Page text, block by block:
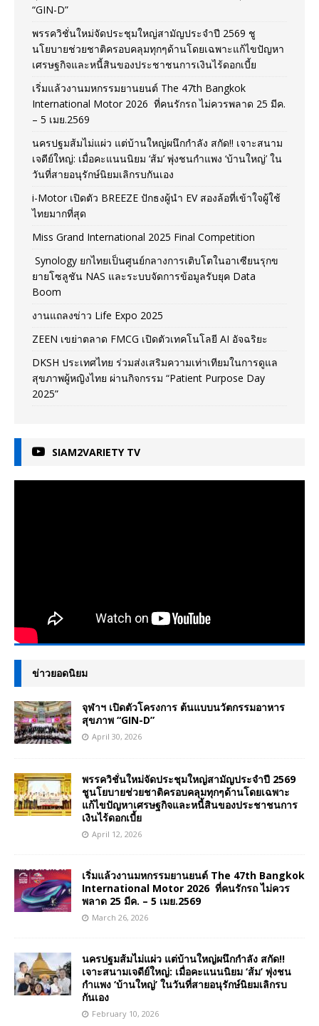
“GIN-D”
พรรควิชั่นใหม่จัดประชุมใหญ่สามัญประจำปี 2569 ชู
นโยบายช่วยชาติครอบคลุมทุกๆด้านโดยเฉพาะแก้ไขปัญหา
เศรษฐกิจและหนี้สินของประชาชนการเงินไร้ดอกเบี้ย
เริ่มแล้วงานมหกรรมยานยนต์ The 47th Bangkok
International Motor 2026 ที่คนรักรถ ไม่ควรพลาด 25 มีค.
– 5 เมย.2569
นครปฐมส้มไม่แผ่ว แต่บ้านใหญ่ผนึกกำลัง สกัด!! เจาะสนาม
เจดีย์ใหญ่: เมื่อคะแนนนิยม ‘ส้ม’ พุ่งชนกำแพง ‘บ้านใหญ่’ ใน
วันที่สายอนุรักษ์นิยมเลิกรบกันเอง
i-Motor เปิดตัว BREEZE ปักธงผู้นำ EV สองล้อที่เข้าใจผู้ใช้
ไทยมากที่สุด
Miss Grand International 2025 Final Competition
Synology ยกไทยเป็นศูนย์กลางการเติบโตในอาเซียนรุกข
ยายโซลูชัน NAS และระบบจัดการข้อมูลรับยุค Data
Boom
งานแถลงข่าว Life Expo 2025
ZEEN เขย่าตลาด FMCG เปิดตัวเทคโนโลยี AI อัจฉริยะ
DKSH ประเทศไทย ร่วมส่งเสริมความเท่าเทียมในการดูแล
สุขภาพผู้หญิงไทย ผ่านกิจกรรม “Patient Purpose Day
2025”
SIAM2VARIETY TV
ข่าวยอดนิยม
จุฬาฯ เปิดตัวโครงการ ต้นแบบนวัตกรรมอาหาร
สุขภาพ “GIN-D”
April 30, 2026
พรรควิชั่นใหม่จัดประชุมใหญ่สามัญประจำปี 2569
ชูนโยบายช่วยชาติครอบคลุมทุกๆด้านโดยเฉพาะ
แก้ไขปัญหาเศรษฐกิจและหนี้สินของประชาชนการ
เงินไร้ดอกเบี้ย
April 12, 2026
เริ่มแล้วงานมหกรรมยานยนต์ The 47th Bangkok
International Motor 2026 ที่คนรักรถ ไม่ควร
พลาด 25 มีค. – 5 เมย.2569
March 26, 2026
นครปฐมส้มไม่แผ่ว แต่บ้านใหญ่ผนึกกำลัง สกัด!!
เจาะสนามเจดีย์ใหญ่: เมื่อคะแนนนิยม ‘ส้ม’ พุ่งชน
กำแพง ‘บ้านใหญ่’ ในวันที่สายอนุรักษ์นิยมเลิกรบ
กันเอง
February 10, 2026